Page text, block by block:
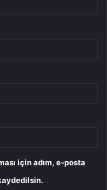
için adım, e-posta